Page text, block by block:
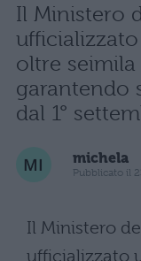
Il Ministero
oltre
garantendo
dal 1°
michela
Pubblicato il
Il Ministero
ufficializzato